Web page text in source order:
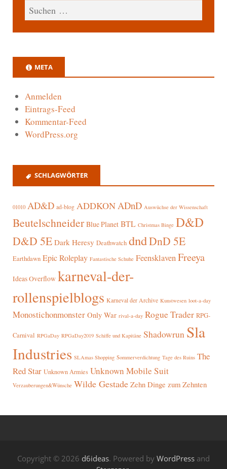
META
Anmelden
Eintrags-Feed
Kommentar-Feed
WordPress.org
SCHLAGWÖRTER
01010 AD&D ad-blog ADDKON ADnD Auswüchse der Wissenschaft
Beutelschneider Blue Planet BTL Christmas Binge D&D
D&D 5E Dark Heresy Deathwatch dndDnD 5E
Earthdawn Epic Roleplay Fantastische Schuhe FeensklavenFreeya
Ideas Overflow karneval-der-
rollenspielblogs Karneval der Archive Kunstwesen loot-a-day
Monostichonmonster Only War rival-a-day Rogue Trader RPG-
Carnival RPGaDay RPGaDay2019 Schiffe und Kapitäne Shadowrun Sla
Industries SLAmas Shopping Sommerverdichtung Tage des Ruins The
Red Star Unknown Armies Unknown Mobile Suit
Verzauberungen&Wünsche Wilde Gestade Zehn Dinge zum Zehnten
Copyright © 2026 d6ideas. Powered by WordPress and